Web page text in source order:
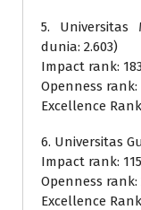
5. Universitas
dunia: 2.603)
Impact rank:
Openness rank:
Excellence
6. Universitas
Impact rank:
Openness rank:
Excellence